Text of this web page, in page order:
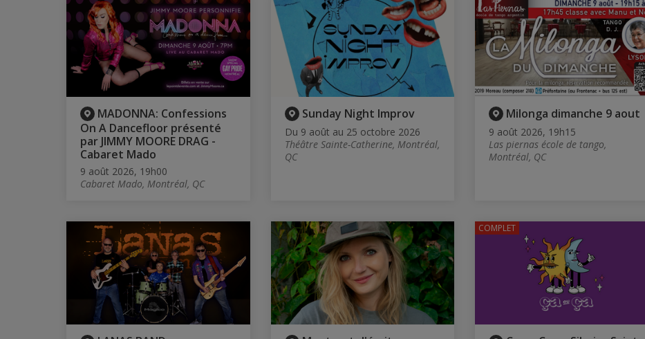
MADONNA: Confessions
On A Dancefloor présenté
par JIMMY MOORE DRAG -
Cabaret Mado
9 août 2026, 19h00
Cabaret Mado, Montréal, QC
Sunday Night Improv
Du 9 août au 25 octobre 2026
Théâtre Sainte-Catherine, Montréal,
QC
Milonga dimanche 9 aout
9 août 2026, 19h15
Las piernas école de tango,
Montréal, QC
COMPLET